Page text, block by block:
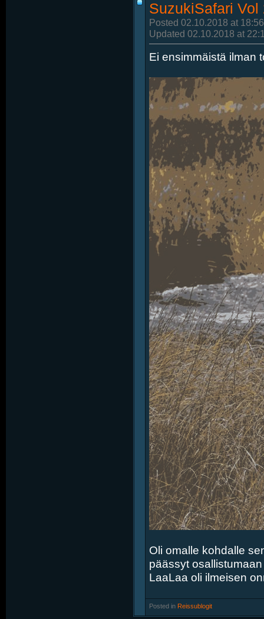
SuzukiSafari Vol
Posted 02.10.2018 at
Updated 02.10.2018 at
Ei ensimmäistä ilman
Oli omalle kohdalle
päässyt
LaaLaa oli ilmeisen
Posted in Reissublogit